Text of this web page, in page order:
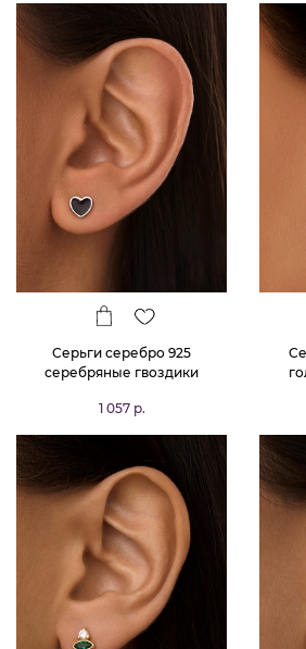
Серьги серебро 925
серебряные гвоздики
1 057 р.